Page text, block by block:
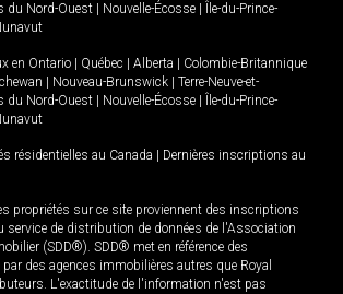
du Nord-Ouest Nouvelle-Écosse
Île-du-Prince-
en Ontario Québec Alberta
Colombie-Britannique
Nouveau-Brunswick
Terre-Neuve-et-
du Nord-Ouest Nouvelle-Écosse
Île-du-Prince-
résidentielles au Canada
Dernières inscriptions au
propriétés sur ce site proviennent des inscriptions
service de distribution de données de l'Association
(SDD®). SDD® met en référence des
des agences immobilières autres que Royal
L'exactitude de l'information n'est pas